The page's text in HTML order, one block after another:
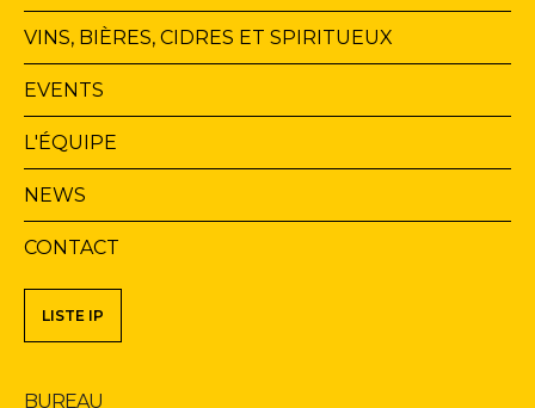
principale
VINS, BIÈRES, CIDRES ET SPIRITUEUX
EVENTS
L'ÉQUIPE
NEWS
CONTACT
Navigation
LISTE IP
BUREAU